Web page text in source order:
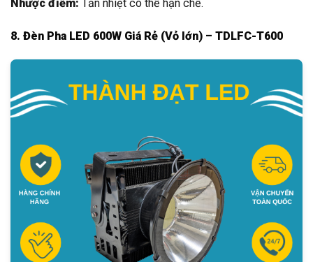
Nhược điểm: Tản nhiệt có thể hạn chế.
8. Đèn Pha LED 600W Giá Rẻ (Vỏ lớn) – TDLFC-T600